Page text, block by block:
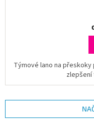
Týmové lano na
zlepšení